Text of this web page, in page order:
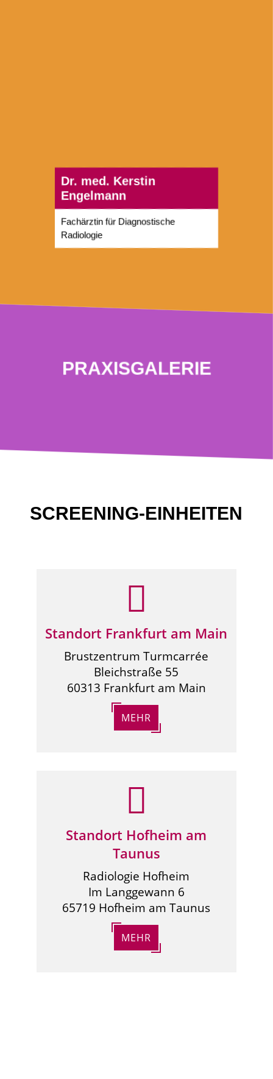
Dr. med. Kerstin
Engelmann
Fachärztin für Diagnostische
Radiologie
PRAXISGALERIE
SCREENING-EINHEITEN
Standort Frankfurt am Main
Brustzentrum Turmcarrée
Bleichstraße 55
60313 Frankfurt am Main
MEHR
Standort Hofheim am
Taunus
Radiologie Hofheim
Im Langgewann 6
65719 Hofheim am Taunus
MEHR